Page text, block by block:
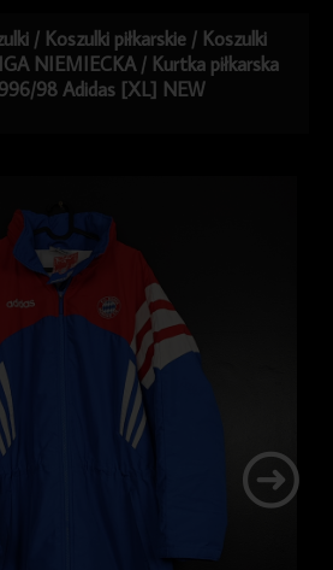
/ Koszulki piłkarskie / Koszulki
NIEMIECKA / Kurtka piłkarska
98 Adidas [XL] NEW